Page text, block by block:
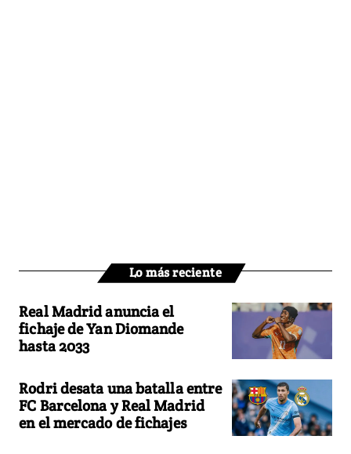
Lo más reciente
Real Madrid anuncia el
fichaje de Yan Diomande
hasta 2033
Rodri desata una batalla entre
FC Barcelona y Real Madrid
en el mercado de fichajes